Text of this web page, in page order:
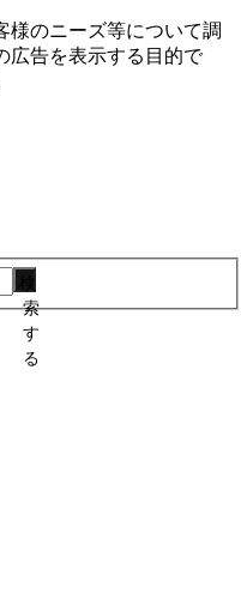
様のニーズ等について調
広告を表⽰する⽬的で
索
す
る